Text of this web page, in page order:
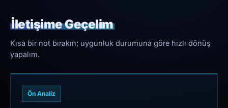
İletişime Geçelim
Kısa bir not bırakın; uygunluk durumuna göre hızlı dönüş
yapalım.
Ön Analiz